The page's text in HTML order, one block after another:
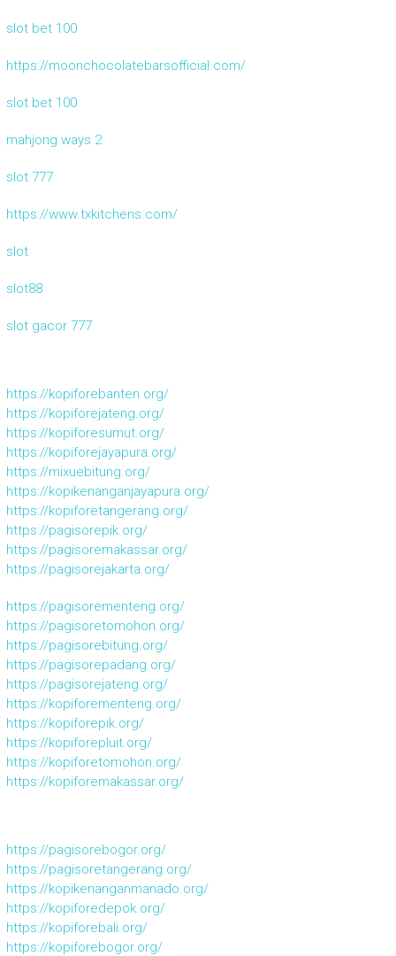
slot bet 100
https://moonchocolatebarsofficial.com/
slot bet 100
mahjong ways 2
slot 777
https://www.txkitchens.com/
slot
slot88
slot gacor 777
https://kopiforebanten.org/
https://kopiforejateng.org/
https://kopiforesumut.org/
https://kopiforejayapura.org/
https://mixuebitung.org/
https://kopikenanganjayapura.org/
https://kopiforetangerang.org/
https://pagisorepik.org/
https://pagisoremakassar.org/
https://pagisorejakarta.org/
https://pagisorementeng.org/
https://pagisoretomohon.org/
https://pagisorebitung.org/
https://pagisorepadang.org/
https://pagisorejateng.org/
https://kopiforementeng.org/
https://kopiforepik.org/
https://kopiforepluit.org/
https://kopiforetomohon.org/
https://kopiforemakassar.org/
https://pagisorebogor.org/
https://pagisoretangerang.org/
https://kopikenanganmanado.org/
https://kopiforedepok.org/
https://kopiforebali.org/
https://kopiforebogor.org/